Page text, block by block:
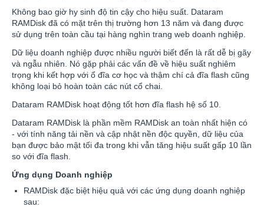
Không bao giờ hy sinh độ tin cậy cho hiệu suất. Dataram
RAMDisk đã có mặt trên thị trường hơn 13 năm và đang được
sử dụng trên toàn cầu tại hàng nghìn trang web doanh nghiệp.
Dữ liệu doanh nghiệp được nhiều người biết đến là rất dễ bị gãy
và ngẫu nhiên. Nó gặp phải các vấn đề về hiệu suất nghiêm
trọng khi kết hợp với ổ đĩa cơ học và thậm chí cả đĩa flash cũng
không loại bỏ hoàn toàn các nút cổ chai.
Dataram RAMDisk hoạt động tốt hơn đĩa flash hệ số 10.
Dataram RAMDisk là phần mềm RAMDisk an toàn nhất hiện có
- với tính năng tải nền và cập nhật nền độc quyền, dữ liệu của
bạn được bảo mật tối đa trong khi vẫn tăng hiệu suất gấp 10 lần
so với đĩa flash.
Ứng dụng Doanh nghiệp
RAMDisk đặc biệt hiệu quả với các ứng dụng doanh nghiệp
sau: